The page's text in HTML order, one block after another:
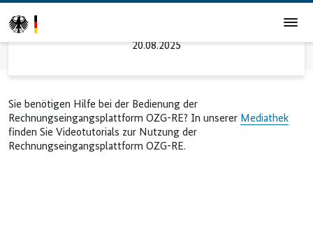
20.08.2025
Sie benötigen Hilfe bei der Bedienung der
Rechnungseingangsplattform OZG-RE? In unserer Mediathek
finden Sie Videotutorials zur Nutzung der
Rechnungseingangsplattform OZG-RE.